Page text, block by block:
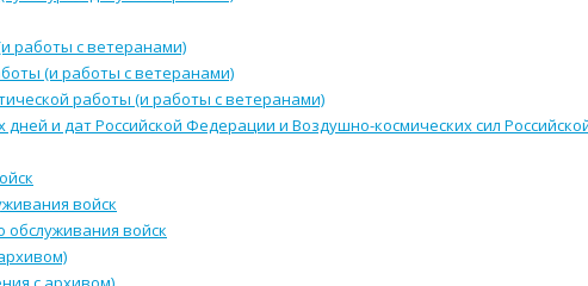
работы с ветеранами)
(и работы с ветеранами)
работы (и работы с ветеранами)
и дат Российской Федерации и Воздушно-космических сил
войск
обслуживания войск